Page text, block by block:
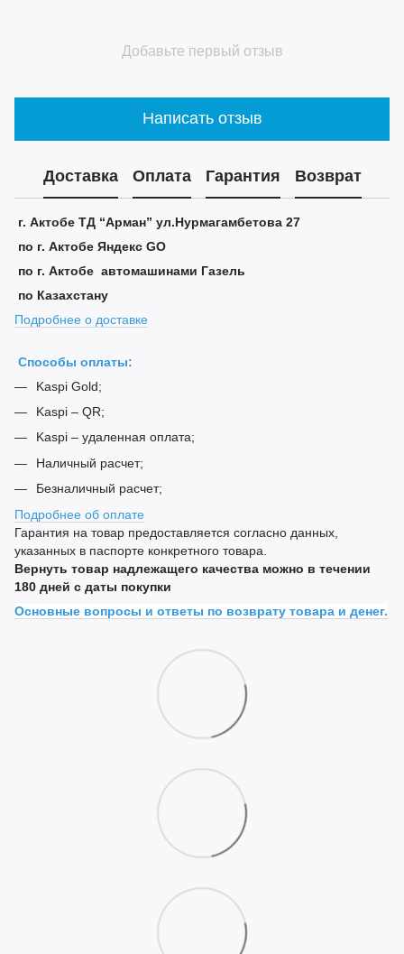
Добавьте первый отзыв
Написать отзыв
Доставка Оплата Гарантия Возврат
г. Актобе ТД “Арман” ул.Нурмагамбетова 27
по г. Актобе Яндекс GO
по г. Актобе автомашинами Газель
по Казахстану
Подробнее о доставке
Способы оплаты:
Kaspi Gold;
Kaspi – QR;
Kaspi – удаленная оплата;
Наличный расчет;
Безналичный расчет;
Подробнее об оплате
Гарантия на товар предоставляется согласно данных,
указанных в паспорте конкретного товара.
Вернуть товар надлежащего качества можно в течении
180 дней с даты покупки
Основные вопросы и ответы по возврату товара и денег.